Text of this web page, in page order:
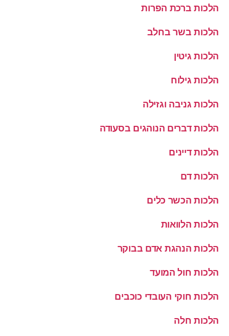
הלכות ברכת הפרות
הלכות בשר בחלב
הלכות גיטין
הלכות גילוח
הלכות גניבה וגזילה
הלכות דברים הנוהגים בסעודה
הלכות דיינים
הלכות דם
הלכות הכשר כלים
הלכות הלוואות
הלכות הנהגת אדם בבוקר
הלכות חול המועד
הלכות חוקי העובדי כוכבים
הלכות חלה